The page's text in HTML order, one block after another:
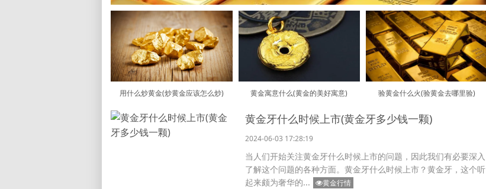
用什么炒黄金(炒黄金应该怎么炒) 黄金寓意什么(黄金的美好寓意) 验黄金什么火(验黄金去哪里验)
黄金牙什么时候上市(黄金牙多少钱一颗)
2024-06-03 17:28:19
当人们开始关注黄金牙什么时候上市的问题，因此我们有必要深入
了解这个问题的各种方面。黄金牙什么时候上市？黄金牙，这个听
起来颇为奢华的...
黄金行情